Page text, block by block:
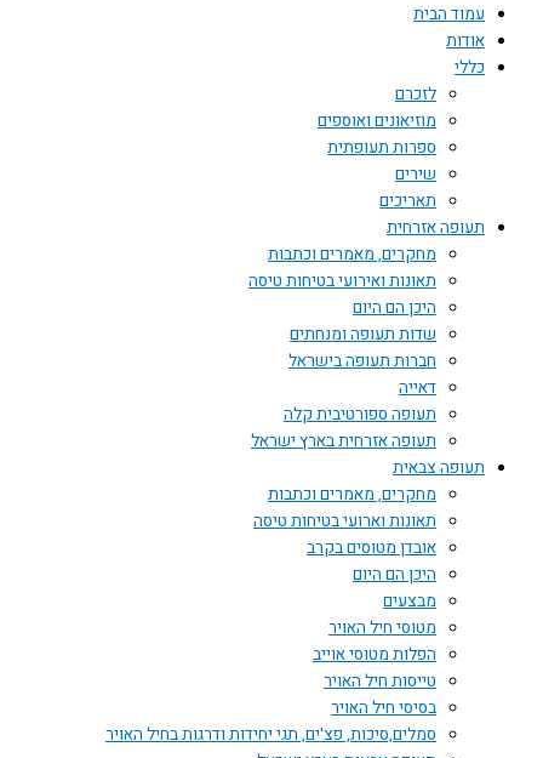
עמוד הבית
אודות
כללי
לזכרם
מוזיאונים ואוספים
ספרות תעופתית
שירים
תאריכים
תעופה אזרחית
מחקרים, מאמרים וכתבות
תאונות ואירועי בטיחות טיסה
היכן הם היום
שדות תעופה ומנחתים
חברות תעופה בישראל
דאייה
תעופה ספורטיבית קלה
תעופה אזרחית בארץ ישראל
תעופה צבאית
מחקרים, מאמרים וכתבות
תאונות וארועי בטיחות טיסה
אובדן מטוסים בקרב
היכן הם היום
מבצעים
מטוסי חיל האויר
הפלות מטוסי אוייב
טייסות חיל האויר
בסיסי חיל האויר
סמלים,סיכות, פצ'ים, תגי יחידות ודרגות בחיל האויר